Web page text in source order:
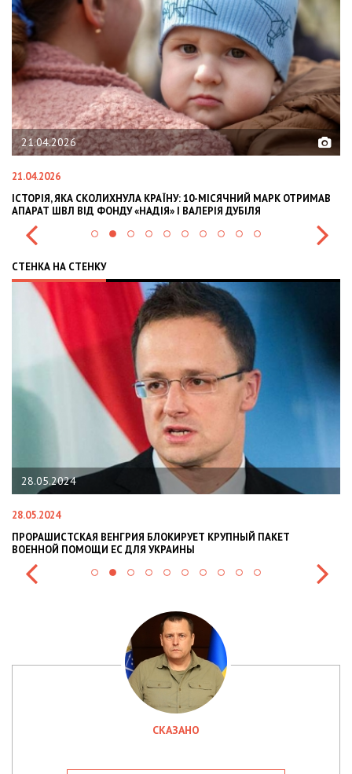
10-МІСЯЧНИЙ МАРК ОТРИМАВ
ВАЛЕРІЯ ДУБІЛЯ
02.02.2026
OLEKSII ABASOV: HOW UKRAINIAN
INTERNATIONAL INVESTMENTS AND
СТЕНКА НА СТЕНКУ
БЛОКИРУЕТ КРУПНЫЙ ПАКЕТ
УКРАИНЫ
22.01.2024
НАЦПОЛІЦІЯ ЛЯКАЄ
СКАЗАНО